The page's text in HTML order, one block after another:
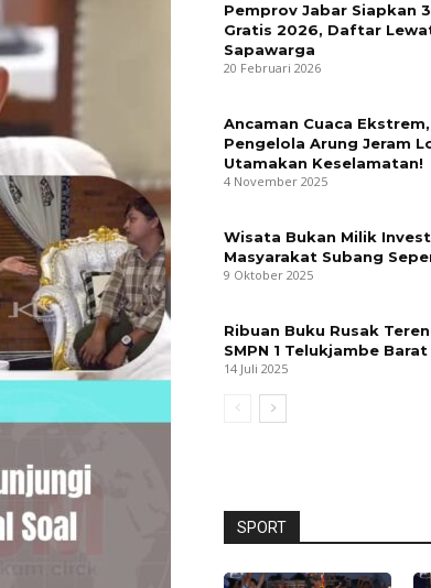
Pemprov Jabar Siapkan
Gratis 2026, Daftar
Sapawarga
20 Februari 2026
Ancaman Cuaca
Pengelola Arung Jeram
Utamakan Keselamatan!
4 November 2025
Wisata Bukan Milik
Masyarakat Subang
9 Oktober 2025
Ribuan Buku Rusak
SMPN 1 Telukjambe Barat
14 Juli 2025
SPORT